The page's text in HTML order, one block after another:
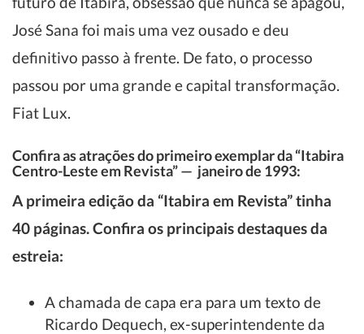
José Sana foi mais uma vez ousado e deu
definitivo passo à frente. De fato, o processo
passou por uma grande e capital transformação.
Fiat Lux.
Confira as atrações do primeiro exemplar da “Itabira
Centro-Leste em Revista” — janeiro de 1993:
A primeira edição da “Itabira em Revista” tinha
40 páginas. Confira os principais destaques da
estreia:
A chamada de capa era para um texto de
Ricardo Dequech, ex-superintendente da